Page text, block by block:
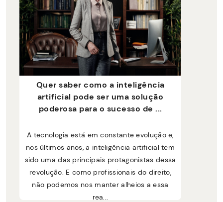
Quer saber como a inteligência
artificial pode ser uma solução
poderosa para o sucesso de ...
A tecnologia está em constante evolução e,
nos últimos anos, a inteligência artificial tem
sido uma das principais protagonistas dessa
revolução. E como profissionais do direito,
não podemos nos manter alheios a essa
rea...